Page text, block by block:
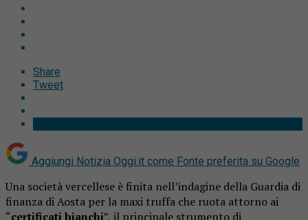
Share
Tweet
Aggiungi Notizia Oggi.it come Fonte preferita su Google
Una società vercellese è finita nell’indagine della Guardia di
finanza di Aosta per la maxi truffa che ruota attorno ai
“certificati bianchi”, il principale strumento di